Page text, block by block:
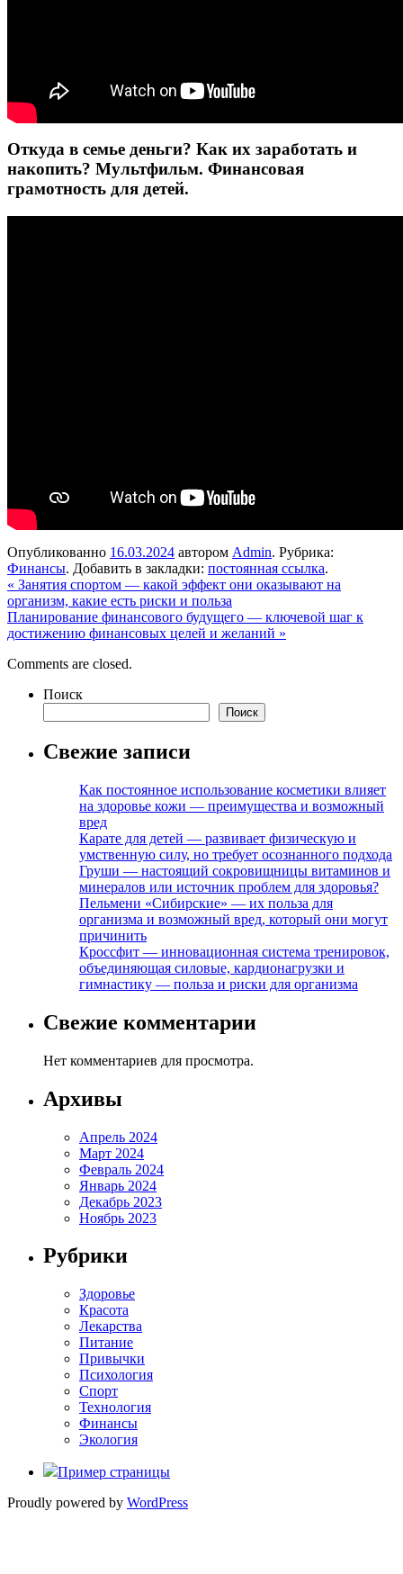
Откуда в семье деньги? Как их заработать и
накопить? Мультфильм. Финансовая
грамотность для детей.
Опубликованно 16.03.2024 автором Admin. Рубрика:
Финансы. Добавить в закладки: постоянная ссылка.
« Занятия спортом — какой эффект они оказывают на
организм, какие есть риски и польза
Планирование финансового будущего — ключевой шаг к
достижению финансовых целей и желаний »
Comments are closed.
Поиск
Поиск
Свежие записи
Как постоянное использование косметики влияет
на здоровье кожи — преимущества и возможный
вред
Карате для детей — развивает физическую и
умственную силу, но требует осознанного подхода
Груши — настоящий сокровищницы витаминов и
минералов или источник проблем для здоровья?
Пельмени «Сибирские» — их польза для
организма и возможный вред, который они могут
причинить
Кроссфит — инновационная система тренировок,
объединяющая силовые, кардионагрузки и
гимнастику — польза и риски для организма
Свежие комментарии
Нет комментариев для просмотра.
Архивы
Апрель 2024
Март 2024
Февраль 2024
Январь 2024
Декабрь 2023
Ноябрь 2023
Рубрики
Здоровье
Красота
Лекарства
Питание
Привычки
Психология
Спорт
Технология
Финансы
Экология
Пример страницы
Proudly powered by WordPress